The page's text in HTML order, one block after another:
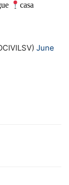
casa
June